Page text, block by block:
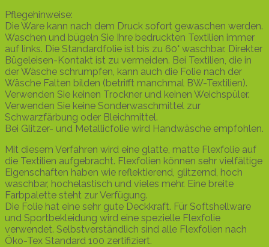
Pflegehinweise:
Die Ware kann nach dem Druck sofort gewaschen werden.
Waschen und bügeln Sie Ihre bedruckten Textilien immer
auf links. Die Standardfolie ist bis zu 60° waschbar. Direkter
Bügeleisen-Kontakt ist zu vermeiden. Bei Textilien, die in
der Wäsche schrumpfen, kann auch die Folie nach der
Wäsche Falten bilden (betrifft manchmal BW-Textilien).
Verwenden Sie keinen Trockner und keinen Weichspüler.
Verwenden Sie keine Sonderwaschmittel zur
Schwarzfärbung oder Bleichmittel.
Bei Glitzer- und Metallicfolie wird Handwäsche empfohlen.
Mit diesem Verfahren wird eine glatte, matte Flexfolie auf
die Textilien aufgebracht. Flexfolien können sehr vielfältige
Eigenschaften haben wie reflektierend, glitzernd, hoch
waschbar, hochelastisch und vieles mehr. Eine breite
Farbpalette steht zur Verfügung.
Die Folie hat eine sehr gute Deckkraft. Für Softshellware
und Sportbekleidung wird eine spezielle Flexfolie
verwendet. Selbstverständlich sind alle Flexfolien nach
Öko-Tex Standard 100 zertifiziert.